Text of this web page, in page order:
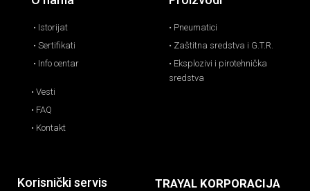
• Istorijat
• Sertifikati
• Info centar
• Vesti
• FAQ
• Kontakt
• Pneumatici
• Zaštitna sredstva i G.T.R.
• Eksplozivi i pirotehnička
sredstva
Korisnički servis
TRAYAL KORPORACIJA